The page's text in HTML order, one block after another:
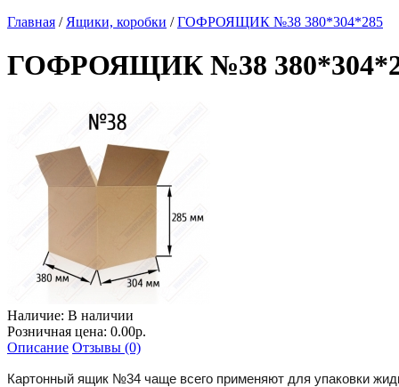
Главная / Ящики, коробки /ГОФРОЯЩИК №38 380*304*285
ГОФРОЯЩИК №38
Наличие: В наличии
Розничная цена: 0.00р.
Описание Отзывы (0)
Картонный ящик №34 чаще всего применяют для упаковки